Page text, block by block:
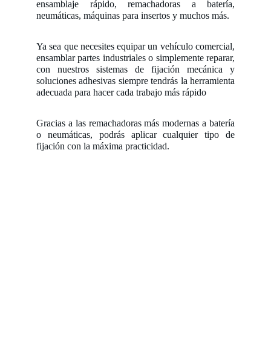
ensamblaje rápido, remachadoras a batería,
neumáticas, máquinas para insertos y muchos más.
Ya sea que necesites equipar un vehículo comercial,
ensamblar partes industriales o simplemente reparar,
con nuestros sistemas de fijación mecánica y
soluciones adhesivas siempre tendrás la herramienta
adecuada para hacer cada trabajo más rápido
Gracias a las remachadoras más modernas a batería
o neumáticas, podrás aplicar cualquier tipo de
fijación con la máxima practicidad.